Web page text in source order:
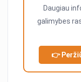
Daugiau
galimybes
👉